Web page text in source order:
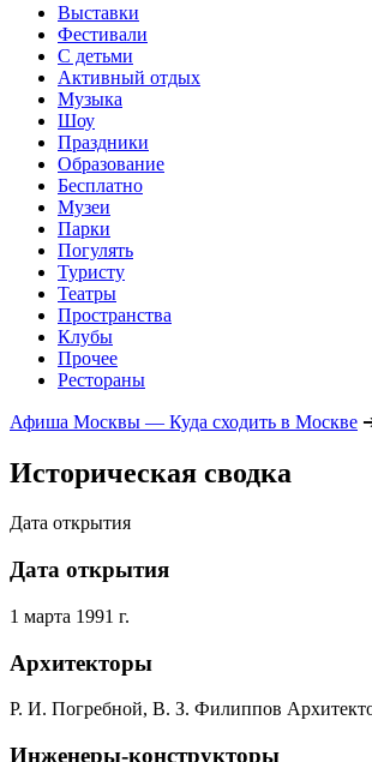
Выставки
Фестивали
С детьми
Активный отдых
Музыка
Шоу
Праздники
Образование
Бесплатно
Музеи
Парки
Погулять
Туристу
Театры
Пространства
Клубы
Прочее
Рестораны
Афиша Москвы — Куда сходить в Москве
Историческая сводка
Дата открытия
Дата открытия
1 марта 1991 г.
Архитекторы
Р. И. Погребной, В. З. Филиппов
Инженеры-конструкторы